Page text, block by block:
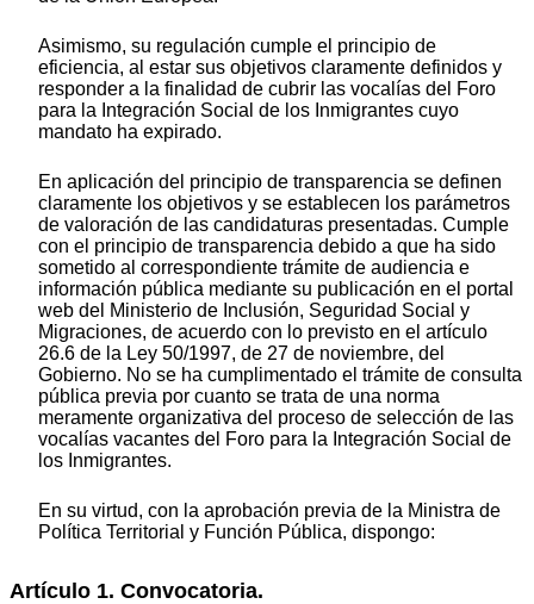
Asimismo, su regulación cumple el principio de
eficiencia, al estar sus objetivos claramente definidos y
responder a la finalidad de cubrir las vocalías del Foro
para la Integración Social de los Inmigrantes cuyo
mandato ha expirado.
En aplicación del principio de transparencia se definen
claramente los objetivos y se establecen los parámetros
de valoración de las candidaturas presentadas. Cumple
con el principio de transparencia debido a que ha sido
sometido al correspondiente trámite de audiencia e
información pública mediante su publicación en el portal
web del Ministerio de Inclusión, Seguridad Social y
Migraciones, de acuerdo con lo previsto en el artículo
26.6 de la Ley 50/1997, de 27 de noviembre, del
Gobierno. No se ha cumplimentado el trámite de consulta
pública previa por cuanto se trata de una norma
meramente organizativa del proceso de selección de las
vocalías vacantes del Foro para la Integración Social de
los Inmigrantes.
En su virtud, con la aprobación previa de la Ministra de
Política Territorial y Función Pública, dispongo:
Artículo 1. Convocatoria.